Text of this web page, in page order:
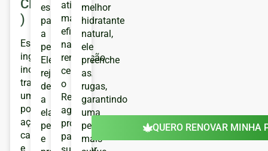
CBA
)
Esse
ingrediente
inovador
traz
uma
poderosa
ação
calmante
e
específico
para
a
pele!
Ele
rejuvenesce,
devolve
a
elasticidade
perdida
e
ativo
mais
eficaz
na
renovação
celular,
o
Retinol
age
profundamente
para
melhor
hidratante
natural,
ele
preenche
as
rugas,
garantindo
uma
pele
mais
QUERO RENOVAR MINHA